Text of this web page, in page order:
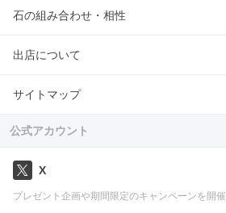
石の組み合わせ・相性
出店について
サイトマップ
公式アカウント
X
プレゼント企画や期間限定のキャンペーンを開催